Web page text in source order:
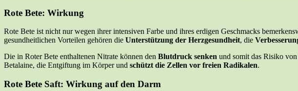
Rote Bete: Wirkung
Rote Bete ist nicht nur wegen ihrer intensiven Farbe und ihres erdigen Geschmacks
gesundheitlichen Vorteilen gehören die Unterstützung der Herzgesundheit, die
Die in Roter Bete enthaltenen Nitrate können den Blutdruck senken und somit das Risiko
Betalaine, die Entgiftung im Körper und schützt die Zellen vor freien Radikalen.
Rote Bete Saft: Wirkung auf den Darm